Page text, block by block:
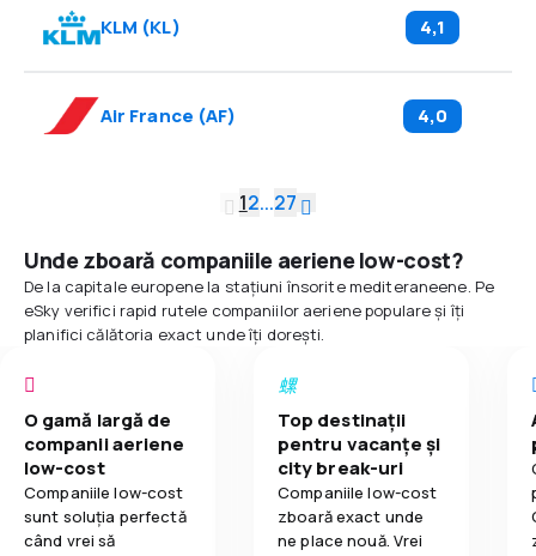
KLM (KL) 4,1
Air France (AF) 4,0
12...27
Unde zboară companiile aeriene low-cost?
De la capitale europene la stațiuni însorite mediteraneene. Pe
eSky verifici rapid rutele companiilor aeriene populare și îți
planifici călătoria exact unde îți dorești.
O gamă largă de
companii aeriene
low-cost
Companiile low-cost
sunt soluția perfectă
când vrei să
Top destinații
pentru vacanțe și
city break-uri
Companiile low-cost
zboară exact unde
ne place nouă. Vrei